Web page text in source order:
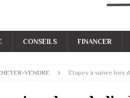
CONSEILS FINANCER
VENDRE Étapes à suivre lors